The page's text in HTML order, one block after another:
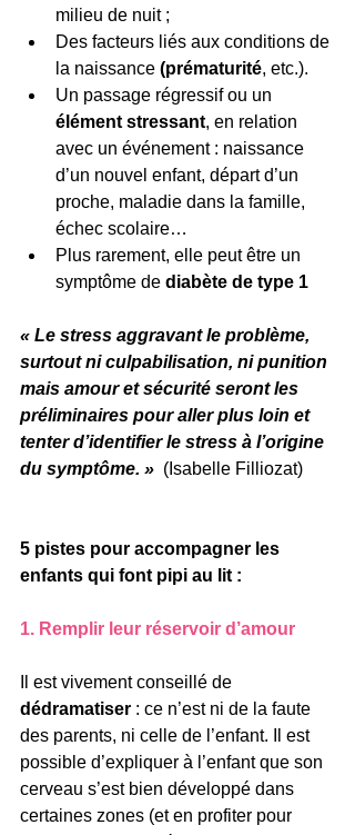
milieu de nuit ;
Des facteurs liés aux conditions de
la naissance (prématurité, etc.).
Un passage régressif ou un
élément stressant, en relation
avec un événement : naissance
d’un nouvel enfant, départ d’un
proche, maladie dans la famille,
échec scolaire…
Plus rarement, elle peut être un
symptôme de diabète de type 1
« Le stress aggravant le problème,
surtout ni culpabilisation, ni punition
mais amour et sécurité seront les
préliminaires pour aller plus loin et
tenter d’identifier le stress à l’origine
du symptôme. » (Isabelle Filliozat)
5 pistes pour accompagner les
enfants qui font pipi au lit :
1. Remplir leur réservoir d’amour
Il est vivement conseillé de
dédramatiser : ce n’est ni de la faute
des parents, ni celle de l’enfant. Il est
possible d’expliquer à l’enfant que son
cerveau s’est bien développé dans
certaines zones (et en profiter pour